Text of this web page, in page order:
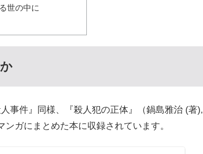
世の中に
事件』同様、『殺人犯の正体』（鍋島雅治 (著),
ガにまとめた本に収録されています。